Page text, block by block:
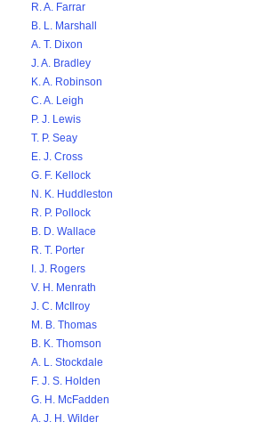
R. A. Farrar
B. L. Marshall
A. T. Dixon
J. A. Bradley
K. A. Robinson
C. A. Leigh
P. J. Lewis
T. P. Seay
E. J. Cross
G. F. Kellock
N. K. Huddleston
R. P. Pollock
B. D. Wallace
R. T. Porter
I. J. Rogers
V. H. Menrath
J. C. McIlroy
M. B. Thomas
B. K. Thomson
A. L. Stockdale
F. J. S. Holden
G. H. McFadden
A. J. H. Wilder